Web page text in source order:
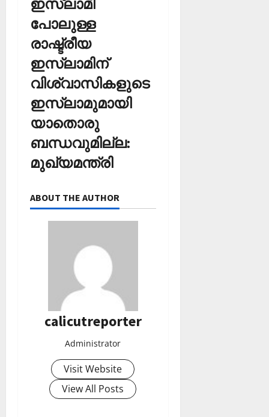
പോലുള്ള
രാഷ്ട്രീയ
ഇസ്ലാമിന്
വിശ്വാസികളുടെ
ഇസ്ലാമുമായി
യാതൊരു
ബന്ധവുമില്ല:
മുഖ്യമന്ത്രി
ABOUT THE AUTHOR
calicutreporter
Administrator
Visit Website
View All Posts